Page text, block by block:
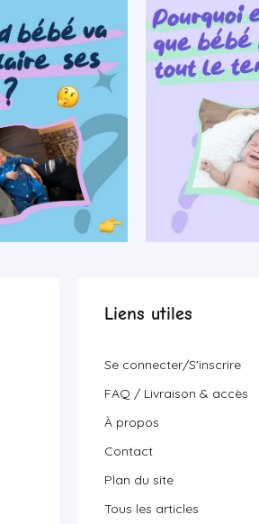
Liens utiles
Se connecter/S'inscrire
FAQ / Livraison & accès
À propos
Contact
Plan du site
Tous les articles